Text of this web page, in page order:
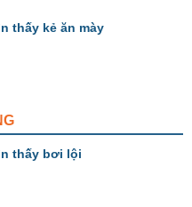
thấy kẻ ăn mày
thấy bơi lội